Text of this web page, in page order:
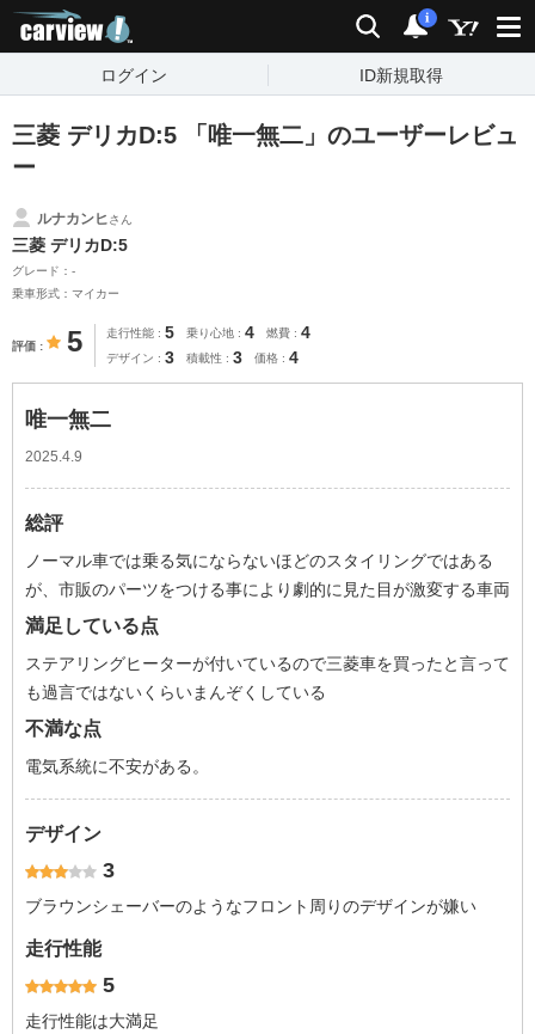
検索 通知
i
ログイン ID新規取得
三菱 デリカD:5 「唯一無二」のユーザーレビュ
ー
ルナカンヒ さん
三菱 デリカD:5
グレード：-
乗車形式：マイカー
評価 5 走行性能 5 乗り心地 4 燃費 4
デザイン 3 積載性 3 価格 4
唯一無二
2025.4.9
総評
ノーマル車では乗る気にならないほどのスタイリングではある
が、市販のパーツをつける事により劇的に見た目が激変する車両
満足している点
ステアリングヒーターが付いているので三菱車を買ったと言って
も過言ではないくらいまんぞくしている
不満な点
電気系統に不安がある。
デザイン
3
ブラウンシェーバーのようなフロント周りのデザインが嫌い
走行性能
5
走行性能は大満足